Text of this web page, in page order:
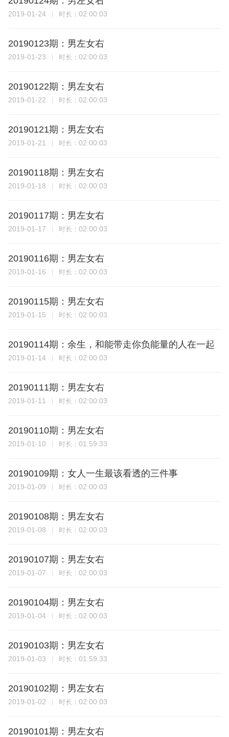
2019-01-24 时长： 02:00:03
20190123期：男左女右
2019-01-23 时长： 02:00:03
20190122期：男左女右
2019-01-22 时长： 02:00:03
20190121期：男左女右
2019-01-21 时长： 02:00:03
20190118期：男左女右
2019-01-18 时长： 02:00:03
20190117期：男左女右
2019-01-17 时长： 02:00:03
20190116期：男左女右
2019-01-16 时长： 02:00:03
20190115期：男左女右
2019-01-15 时长： 02:00:03
20190114期：余生，和能带走你负能量的人在一起
2019-01-14 时长： 02:00:03
20190111期：男左女右
2019-01-11 时长： 02:00:03
20190110期：男左女右
2019-01-10 时长： 01:59:33
20190109期：女人一生最该看透的三件事
2019-01-09 时长： 02:00:03
20190108期：男左女右
2019-01-08 时长： 02:00:03
20190107期：男左女右
2019-01-07 时长： 02:00:03
20190104期：男左女右
2019-01-04 时长： 02:00:03
20190103期：男左女右
2019-01-03 时长： 01:59:33
20190102期：男左女右
2019-01-02 时长： 02:00:03
20190101期：男左女右